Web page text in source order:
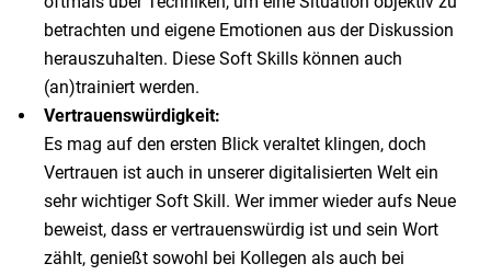
betrachten und eigene Emotionen aus der Diskussion
herauszuhalten. Diese Soft Skills können auch
(an)trainiert werden.
Vertrauenswürdigkeit:
Es mag auf den ersten Blick veraltet klingen, doch
Vertrauen ist auch in unserer digitalisierten Welt ein
sehr wichtiger Soft Skill. Wer immer wieder aufs Neue
beweist, dass er vertrauenswürdig ist und sein Wort
zählt, genießt sowohl bei Kollegen als auch bei